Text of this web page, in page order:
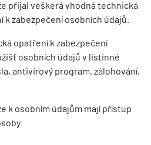
přijal veškerá vhodná technická
k zabezpečení osobních údajů.
opatření k zabezpečení
osobních údajů v listinné
antivirový program, zálohování,
k osobním údajům mají přístup